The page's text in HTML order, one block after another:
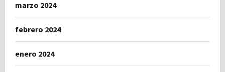
marzo 2024
febrero 2024
enero 2024